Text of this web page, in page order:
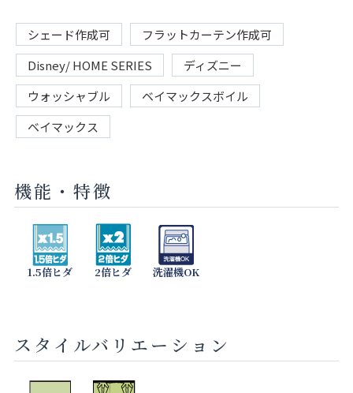
シェード作成可
フラットカーテン作成可
Disney/ HOME SERIES
ディズニー
ウォッシャブル
ベイマックスボイル
ベイマックス
機能・特徴
1.5倍ヒダ 2倍ヒダ 洗濯機OK
スタイルバリエーション